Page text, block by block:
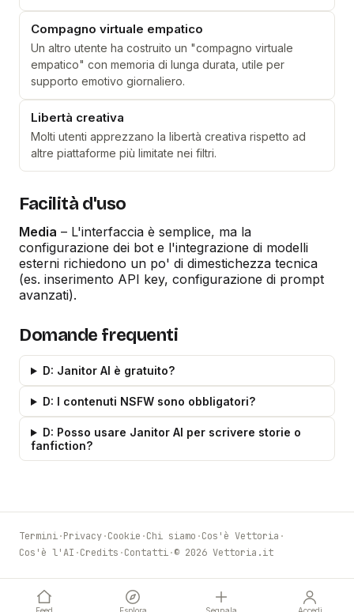
Compagno virtuale empatico
Un altro utente ha costruito un "compagno virtuale
empatico" con memoria di lunga durata, utile per
supporto emotivo giornaliero.
Libertà creativa
Molti utenti apprezzano la libertà creativa rispetto ad
altre piattaforme più limitate nei filtri.
Facilità d'uso
Media – L'interfaccia è semplice, ma la
configurazione dei bot e l'integrazione di modelli
esterni richiedono un po' di dimestichezza tecnica
(es. inserimento API key, configurazione di prompt
avanzati).
Domande frequenti
D: Janitor AI è gratuito?
D: I contenuti NSFW sono obbligatori?
D: Posso usare Janitor AI per scrivere storie o
fanfiction?
Termini·Privacy·Cookie ·Chi siamo ·Cos'è Vettoria ·
Cos'è l'AI ·Credits ·Contatti·© 2026 Vettoria.it